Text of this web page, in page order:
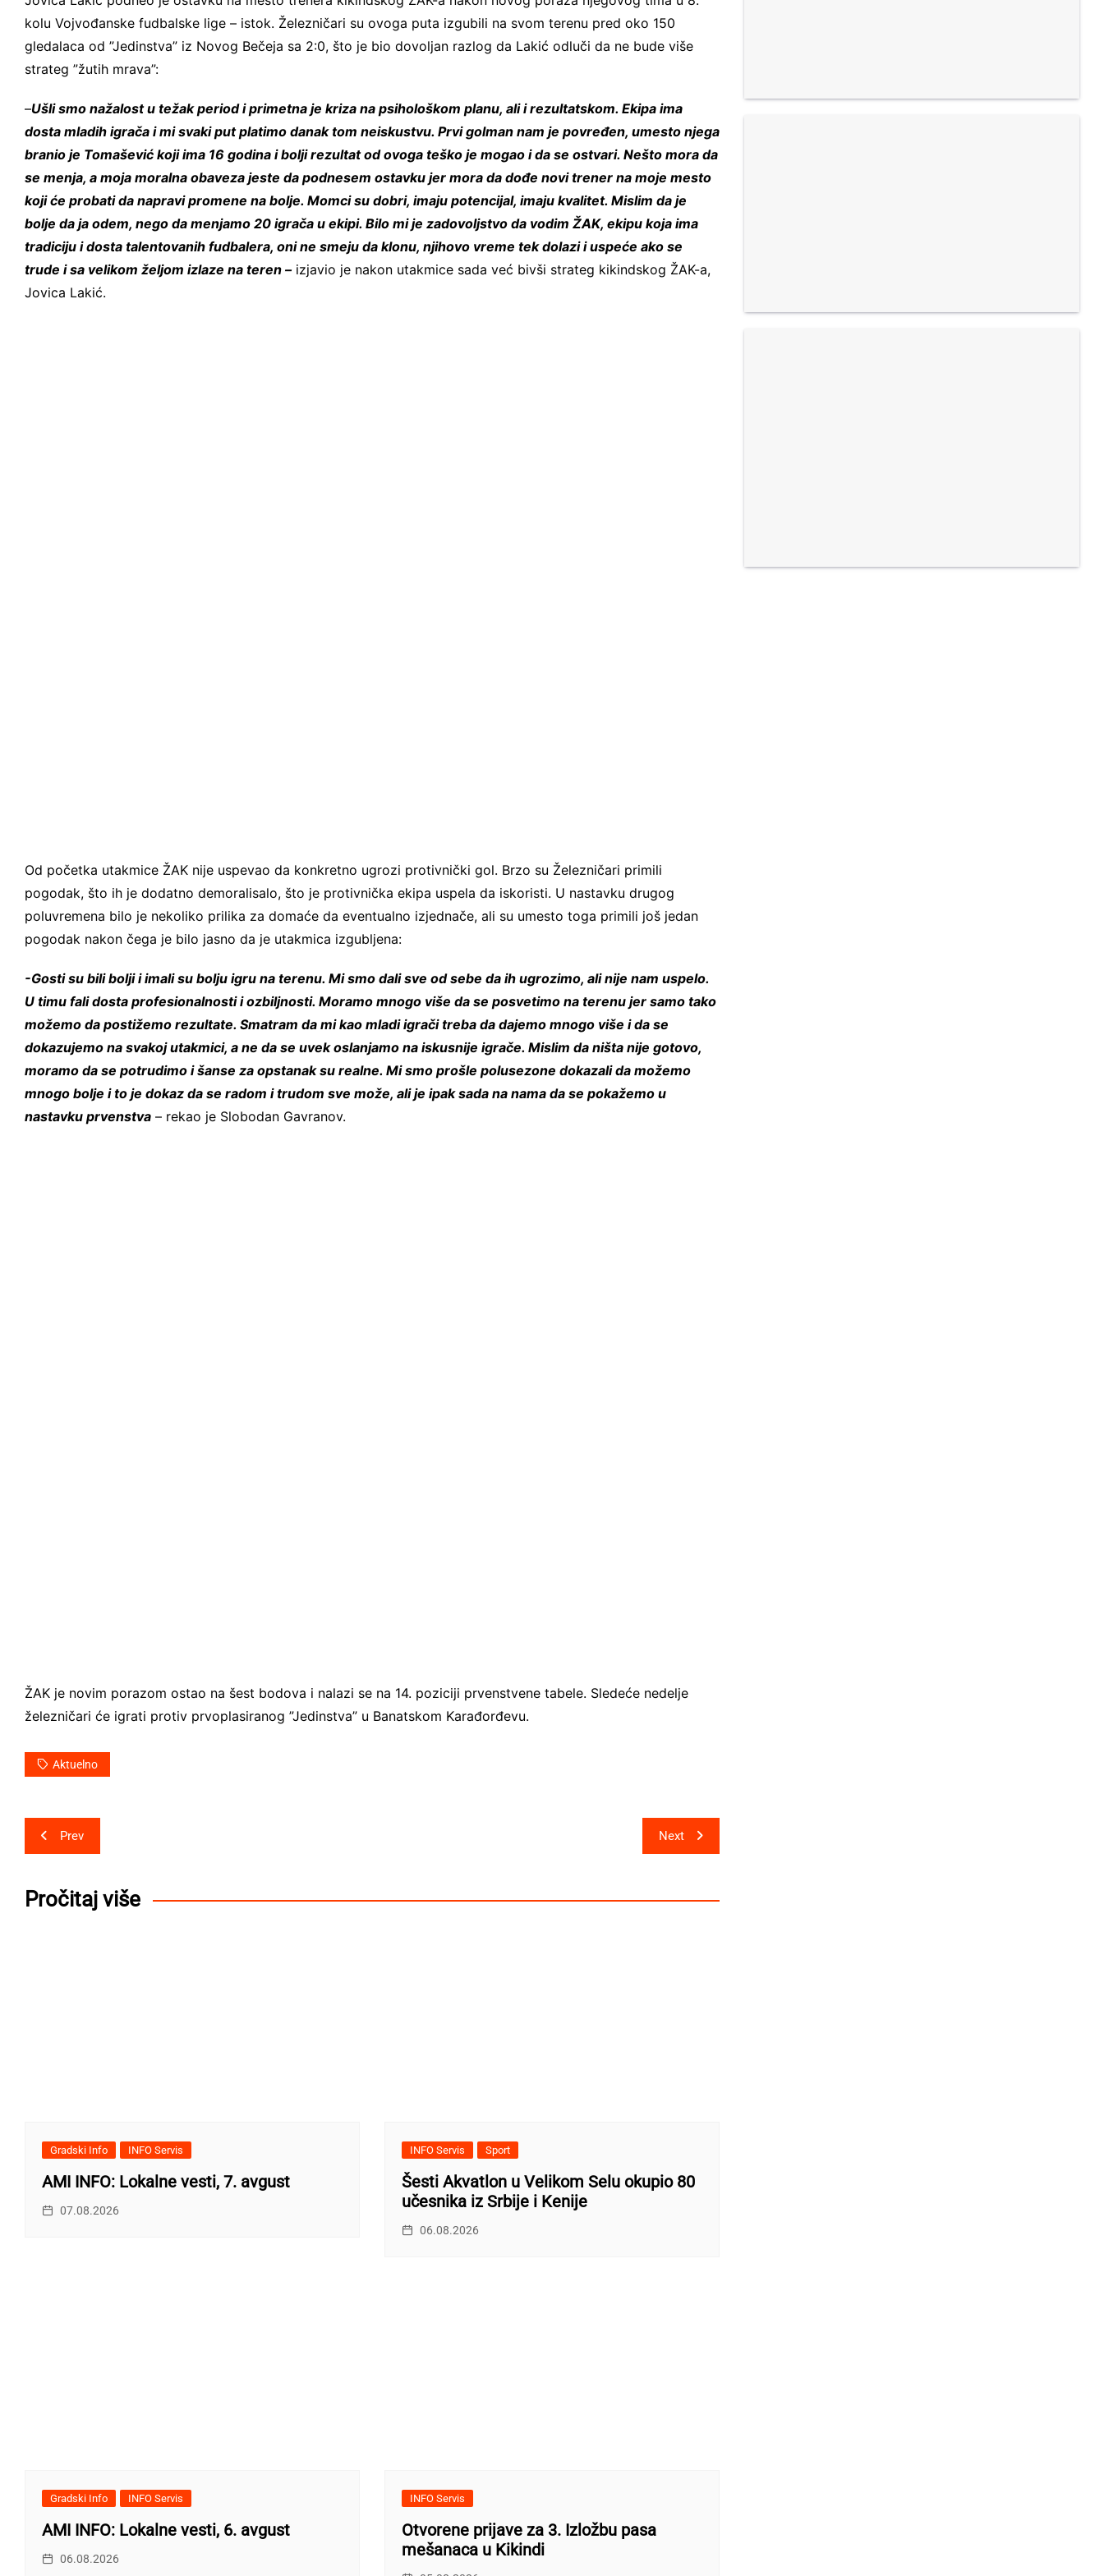
kolu Vojvođanske fudbalske lige – istok. Železničari su ovoga puta izgubili na svom terenu pred oko 150
gledalaca od ”Jedinstva” iz Novog Bečeja sa 2:0, što je bio dovoljan razlog da Lakić odluči da ne bude više
strateg ”žutih mrava”:
–Ušli smo nažalost u težak period i primetna je kriza na psihološkom planu, ali i rezultatskom. Ekipa ima
dosta mladih igrača i mi svaki put platimo danak tom neiskustvu. Prvi golman nam je povređen, umesto njega
branio je Tomašević koji ima 16 godina i bolji rezultat od ovoga teško je mogao i da se ostvari. Nešto mora da
se menja, a moja moralna obaveza jeste da podnesem ostavku jer mora da dođe novi trener na moje mesto
koji će probati da napravi promene na bolje. Momci su dobri, imaju potencijal, imaju kvalitet. Mislim da je
bolje da ja odem, nego da menjamo 20 igrača u ekipi. Bilo mi je zadovoljstvo da vodim ŽAK, ekipu koja ima
tradiciju i dosta talentovanih fudbalera, oni ne smeju da klonu, njihovo vreme tek dolazi i uspeće ako se
trude i sa velikom željom izlaze na teren –izjavio je nakon utakmice sada već bivši strateg kikindskog ŽAK-a,
Jovica Lakić.
Od početka utakmice ŽAK nije uspevao da konkretno ugrozi protivnički gol. Brzo su Železničari primili
pogodak, što ih je dodatno demoralisalo, što je protivnička ekipa uspela da iskoristi. U nastavku drugog
poluvremena bilo je nekoliko prilika za domaće da eventualno izjednače, ali su umesto toga primili još jedan
pogodak nakon čega je bilo jasno da je utakmica izgubljena:
-Gosti su bili bolji i imali su bolju igru na terenu. Mi smo dali sve od sebe da ih ugrozimo, ali nije nam uspelo.
U timu fali dosta profesionalnosti i ozbiljnosti. Moramo mnogo više da se posvetimo na terenu jer samo tako
možemo da postižemo rezultate. Smatram da mi kao mladi igrači treba da dajemo mnogo više i da se
dokazujemo na svakoj utakmici, a ne da se uvek oslanjamo na iskusnije igrače. Mislim da ništa nije gotovo,
moramo da se potrudimo i šanse za opstanak su realne. Mi smo prošle polusezone dokazali da možemo
mnogo bolje i to je dokaz da se radom i trudom sve može, ali je ipak sada na nama da se pokažemo u
nastavku prvenstva – rekao je Slobodan Gavranov.
ŽAK je novim porazom ostao na šest bodova i nalazi se na 14. poziciji prvenstvene tabele. Sledeće nedelje
železničari će igrati protiv prvoplasiranog ”Jedinstva” u Banatskom Karađorđevu.
Aktuelno
Post
navigation
Prev Next
Pročitaj više
Gradski Info INFO Servis
AMI INFO: Lokalne vesti, 7. avgust
07.08.2026
INFO Servis Sport
Šesti Akvatlon u Velikom Selu okupio 80
učesnika iz Srbije i Kenije
06.08.2026
Gradski Info INFO Servis
AMI INFO: Lokalne vesti, 6. avgust
06.08.2026
INFO Servis
Otvorene prijave za 3. Izložbu pasa
mešanaca u Kikindi